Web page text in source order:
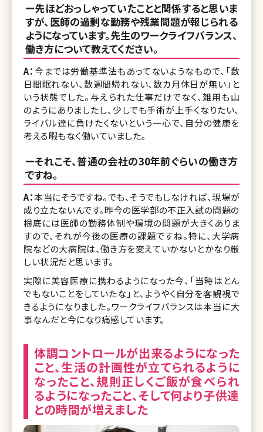
ー先ほどおっしゃっていたことと関係すると思いま
すが、医師の過剰な勤務や残業問題が報じられる
ようになっています。先生のワークライフバランス、
働き方について教えてください。
A：今までは労働基準法もあってないようなもので、「数
日間眠れない、数週間帰れない、数カ月休日が無い」と
いう状態でした。与えられた仕事だけでなく、雑用も山
のようにありましたし、少しでも手術が上手くなりたい、
ライバル達に負けたくないという一心で、自分の健康を
考える暇もなく働いていました。
ーそれこそ、普通の会社の30年前ぐらいの働き方
ですね。
A：本当にそうですね。でも、そうでもしなければ、現場が
成り立たないんです。昨今の医学部の不正入試の問題の
根底には医師の勤務体制や環境の問題が大きくありま
すので、それが今後の医療の課題ですね。特に、大学病
院などの大病院は、働き方を変えていかないとかなり厳
しい状況だと思います。
実際に美容医療に携わるようになった今、「当時はとん
でもないことをしていたな」と、ようやく自分を客観視で
きるようになりました。ワークライフバランスは本当に大
事なんだと今になり痛感しています。
体調コントロールが出来るようになった
こと、生活の計画性が立てられるように
なったこと、規則正しくご飯が食べられ
るようになったこと、そして何より子供達
との時間が増えました